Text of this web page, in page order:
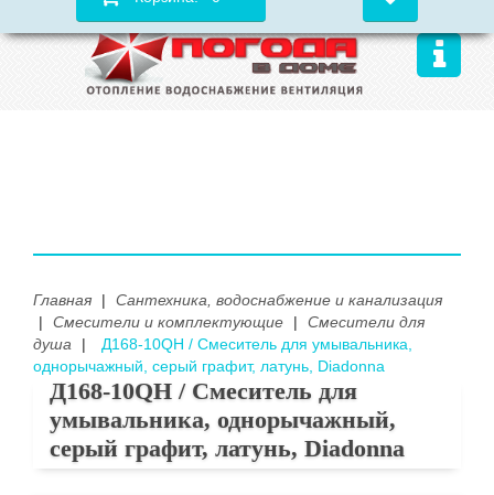
Главная |
Сантехника, водоснабжение и канализация
|
Смесители и комплектующие |
Смесители для
душа
|
Д168-10QH / Смеситель для умывальника,
однорычажный, серый графит, латунь, Diadonna
Д168-10QH / Смеситель для
умывальника, однорычажный,
серый графит, латунь, Diadonna